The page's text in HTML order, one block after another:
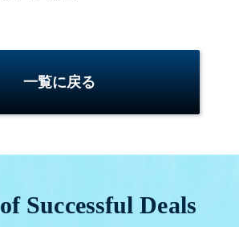
一覧に戻る
Successful Deals